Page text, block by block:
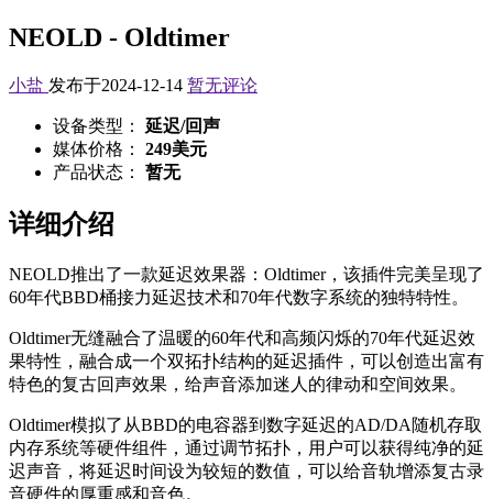
NEOLD - Oldtimer
小盐 发布于2024-12-14 暂无评论
设备类型：
延迟/回声
媒体价格：
249美元
产品状态：
暂无
详细介绍
NEOLD推出了一款延迟效果器：Oldtimer，该插件完美呈现了
60年代BBD桶接力延迟技术和70年代数字系统的独特特性。
Oldtimer无缝融合了温暖的60年代和高频闪烁的70年代延迟效
果特性，融合成一个双拓扑结构的延迟插件，可以创造出富有
特色的复古回声效果，给声音添加迷人的律动和空间效果。
Oldtimer模拟了从BBD的电容器到数字延迟的AD/DA随机存取
内存系统等硬件组件，通过调节拓扑，用户可以获得纯净的延
迟声音，将延迟时间设为较短的数值，可以给音轨增添复古录
音硬件的厚重感和音色。